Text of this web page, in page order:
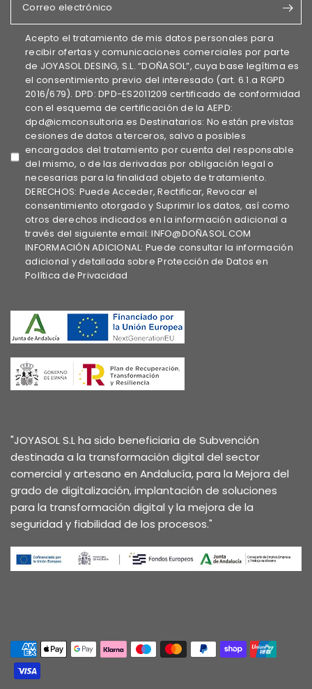
Correo electrónico
Acepto el tratamiento de mis datos personales para
recibir ofertas y comunicaciones comerciales por parte
de JOYASOL DESING, S.L. “DOÑASOL”, cuya base legítima es
el consentimiento previo del interesado (art. 6.1.a RGPD
2016/679). DPD: DPD-ES2011209 certificado de conformidad
con el esquema de certificación de la AEPD:
dpd@icmconsultoria.es Destinatarios: No están previstas
cesiones de datos a terceros, salvo a posibles
encargados del tratamiento por cuenta del responsable
del mismo, o de las derivadas por obligación legal o
necesarias para la finalidad objeto de tratamiento.
DERECHOS: Puede Acceder, Rectificar, Revocar el
consentimiento otorgado y Suprimir los datos, así como
otros derechos indicados en la información adicional a
través del siguiente email: INFO@DOÑASOL.COM
INFORMACIÓN ADICIONAL: Puede consultar la información
adicional y detallada sobre Protección de Datos en
Política de Privacidad
"JOYASOL S.L ha sido beneficiaria de Subvención
destinada a la transformación digital del sector
comercial y artesano en Andalucía, para la Mejora del
grado de digitalización, implantación de soluciones
para la transformación digital y la mejora de la
seguridad y fiabilidad de los procesos."